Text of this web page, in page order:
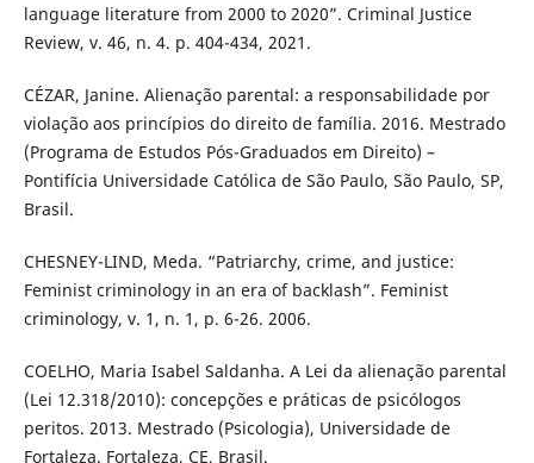
language literature from 2000 to 2020”. Criminal Justice
Review, v. 46, n. 4. p. 404-434, 2021.
CÉZAR, Janine. Alienação parental: a responsabilidade por
violação aos princípios do direito de família. 2016. Mestrado
(Programa de Estudos Pós-Graduados em Direito) –
Pontifícia Universidade Católica de São Paulo, São Paulo, SP,
Brasil.
CHESNEY-LIND, Meda. “Patriarchy, crime, and justice:
Feminist criminology in an era of backlash”. Feminist
criminology, v. 1, n. 1, p. 6-26. 2006.
COELHO, Maria Isabel Saldanha. A Lei da alienação parental
(Lei 12.318/2010): concepções e práticas de psicólogos
peritos. 2013. Mestrado (Psicologia), Universidade de
Fortaleza. Fortaleza, CE, Brasil.